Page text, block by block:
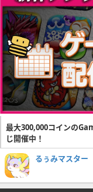
最大300,000コインの
じ開催中！
るぅみマスター